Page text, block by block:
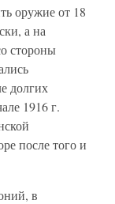
оружие от 18
а на
стороны
долгих
1916 г.
после того и
в